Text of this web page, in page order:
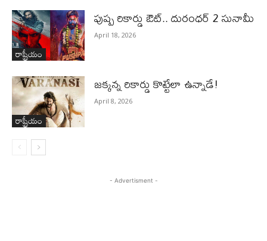
రాష్ట్రీయం
పుష్ప రికార్డు ఔట్‌.. దురంధ‌ర్ 2 సునామీ
April 18, 2026
రాష్ట్రీయం
జ‌క్క‌న్న రికార్డు కొట్టేలా ఉన్నాడే!
April 8, 2026
- Advertisment -